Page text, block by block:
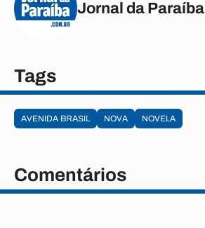
Jornal da Paraíba
Tags
AVENIDA BRASIL NOVA NOVELA
Comentários